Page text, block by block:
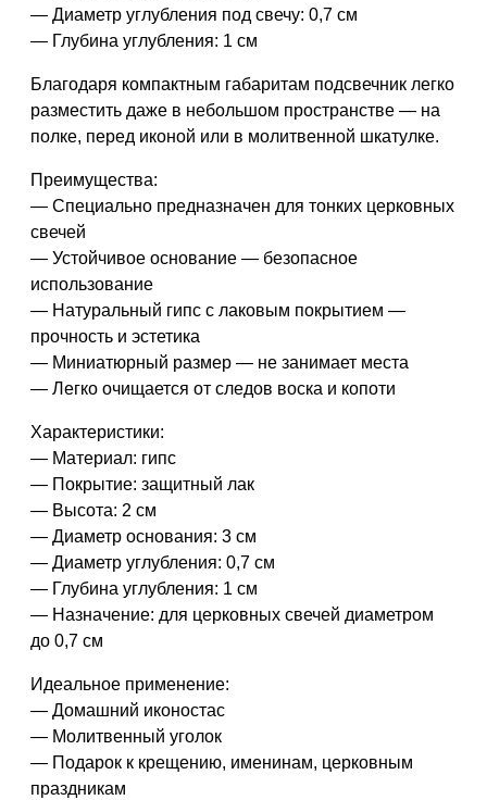
— Диаметр углубления под свечу: 0,7 см
— Глубина углубления: 1 см
Благодаря компактным габаритам подсвечник легко
разместить даже в небольшом пространстве — на
полке, перед иконой или в молитвенной шкатулке.
Преимущества:
— Специально предназначен для тонких церковных
свечей
— Устойчивое основание — безопасное
использование
— Натуральный гипс с лаковым покрытием —
прочность и эстетика
— Миниатюрный размер — не занимает места
— Легко очищается от следов воска и копоти
Характеристики:
— Материал: гипс
— Покрытие: защитный лак
— Высота: 2 см
— Диаметр основания: 3 см
— Диаметр углубления: 0,7 см
— Глубина углубления: 1 см
— Назначение: для церковных свечей диаметром
до 0,7 см
Идеальное применение:
— Домашний иконостас
— Молитвенный уголок
— Подарок к крещению, именинам, церковным
праздникам